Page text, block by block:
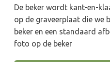
op klant
waardering
De beker wordt kant-en-
op de graveerplaat die we
beker en een standaard
foto op de beker